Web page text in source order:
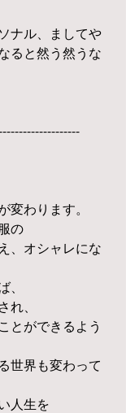
ナル、ましてや
ると然う然うな
変わります。
の
、オシャレにな
、
とができるよう
世界も変わって
人生を